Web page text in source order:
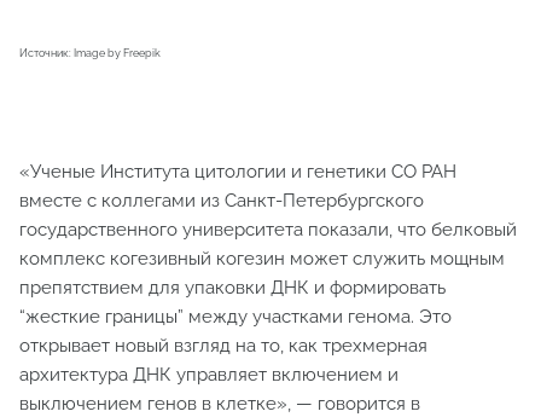
Источник: Image by Freepik
«Ученые Института цитологии и генетики СО РАН
вместе с коллегами из Санкт-Петербургского
государственного университета показали, что белковый
комплекс когезивный когезин может служить мощным
препятствием для упаковки ДНК и формировать
“жесткие границы” между участками генома. Это
открывает новый взгляд на то, как трехмерная
архитектура ДНК управляет включением и
выключением генов в клетке», — говорится в